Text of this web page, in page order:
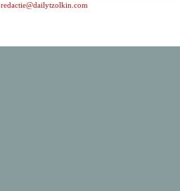
redactie@dailytzolkin.com